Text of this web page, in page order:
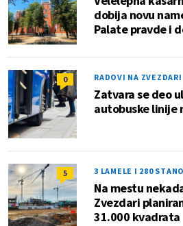
dobija novu
Palate pravde i
0 RADOVI NA ZVEZDARI
Zatvara se deo
autobuske linije
5 3 LAMELE I 280
Na mestu
Zvezdari
31.000 kvadrata